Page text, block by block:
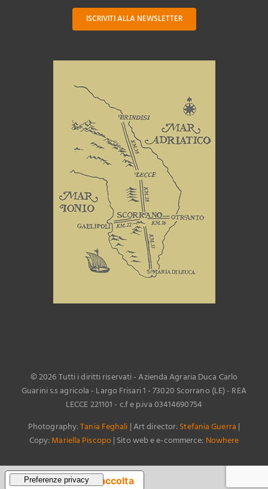
ISCRIVITI ALLA NEWSLETTER
©2026 Tutti i diritti riservati - Azienda Agraria Duca Carlo
Guarini s.s agricola - Largo Frisari 1 - 73020 Scorrano (LE) - REA
LECCE 221101 - c.f e p.iva 03414690754
Photography:Tania Feghali | Art director:Stefania Guerra |
Copy:Mariella Piscopo| Sito web e e-commerce: Nowhere
Informativa sulla raccolta